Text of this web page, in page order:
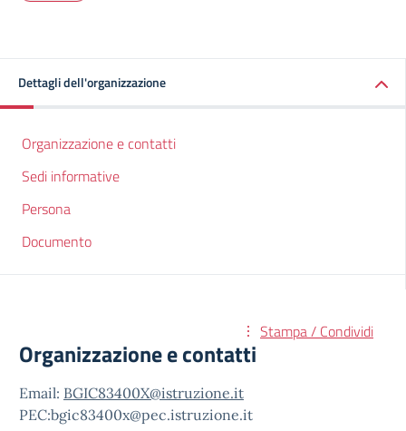
Dettagli dell'organizzazione
Organizzazione e contatti
Sedi informative
Persona
Documento
Stampa / Condividi
Organizzazione e contatti
Email: BGIC83400X@istruzione.it
PEC:bgic83400x@pec.istruzione.it